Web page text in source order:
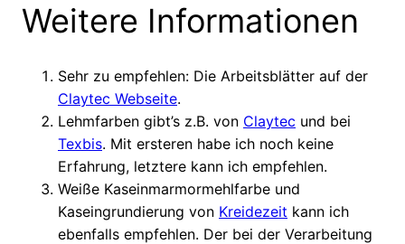
Weitere Informationen
Sehr zu empfehlen: Die Arbeitsblätter auf der
Claytec Webseite.
Lehmfarben gibt’s z.B. von Claytec und bei
Texbis. Mit ersteren habe ich noch keine
Erfahrung, letztere kann ich empfehlen.
Weiße Kaseinmarmormehlfarbe und
Kaseingrundierung von Kreidezeit kann ich
ebenfalls empfehlen. Der bei der Verarbeitung